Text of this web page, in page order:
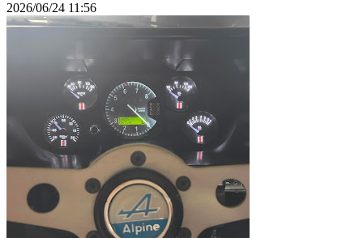
2026/06/24 11:56